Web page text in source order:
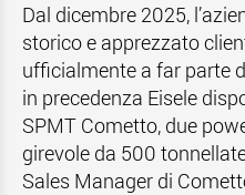
Dal dicembre 2025,
storico e apprezzato
ufficialmente a far parte
in precedenza Eisele
SPMT Cometto, due
girevole da 500
Sales Manager di